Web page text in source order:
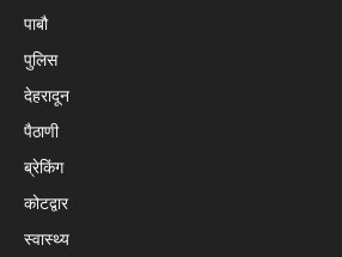
पाबौ
पुलिस
देहरादून
पैठाणी
ब्रेकिंग
कोटद्वार
स्वास्थ्य